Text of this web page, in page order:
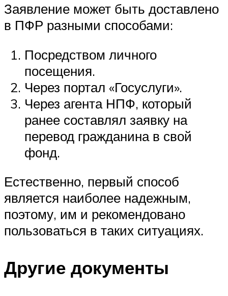
Заявление может быть доставлено
в ПФР разными способами:
Посредством личного
посещения.
Через портал «Госуслуги».
Через агента НПФ, который
ранее составлял заявку на
перевод гражданина в свой
фонд.
Естественно, первый способ
является наиболее надежным,
поэтому, им и рекомендовано
пользоваться в таких ситуациях.
Другие документы